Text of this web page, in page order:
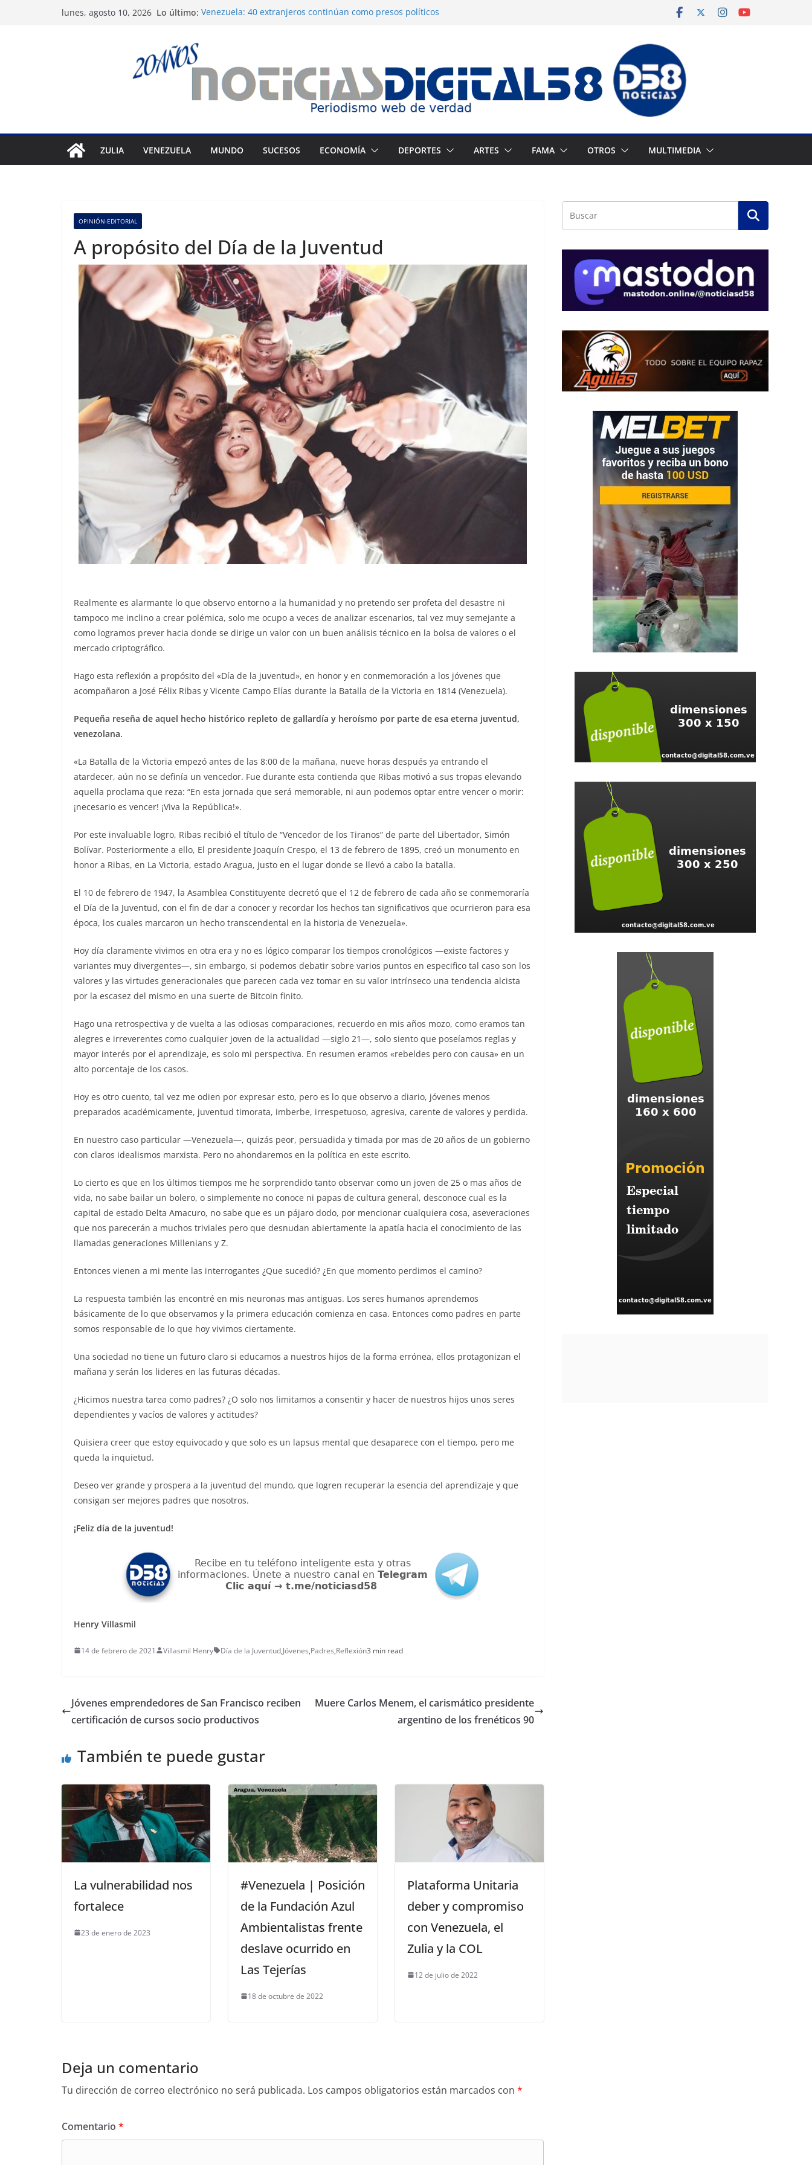
lunes, agosto 10, 2026 Lo último: Venezuela: 40 extranjeros continúan como presos políticos
Venezuela
Vente Venezuela exige justicia por muerte del preso
político José Breijo
Festival de Cine Francés culmina muestra histórica y
ZULIA VENEZUELA MUNDO SUCESOS ECONOMÍA DEPORTES ARTES FAMA OTROS MULTIMEDIA
OPINIÓN-EDITORIAL
A propósito del Día de la Juventud
Realmente es alarmante lo que observo entorno a la humanidad y no pretendo ser profeta del desastre ni
tampoco me inclino a crear polémica, solo me ocupo a veces de analizar escenarios, tal vez muy semejante a
como logramos prever hacia donde se dirige un valor con un buen análisis técnico en la bolsa de valores o el
mercado criptográfico.
Hago esta reflexión a propósito del «Día de la juventud», en honor y en conmemoración a los jóvenes que
acompañaron a José Félix Ribas y Vicente Campo Elías durante la Batalla de la Victoria en 1814 (Venezuela).
Pequeña reseña de aquel hecho histórico repleto de gallardía y heroísmo por parte de esa eterna juventud,
venezolana.
«La Batalla de la Victoria empezó antes de las 8:00 de la mañana, nueve horas después ya entrando el
atardecer, aún no se definía un vencedor. Fue durante esta contienda que Ribas motivó a sus tropas elevando
aquella proclama que reza: “En esta jornada que será memorable, ni aun podemos optar entre vencer o morir:
¡necesario es vencer! ¡Viva la República!».
Por este invaluable logro, Ribas recibió el título de “Vencedor de los Tiranos” de parte del Libertador, Simón
Bolívar. Posteriormente a ello, El presidente Joaquín Crespo, el 13 de febrero de 1895, creó un monumento en
honor a Ribas, en La Victoria, estado Aragua, justo en el lugar donde se llevó a cabo la batalla.
El 10 de febrero de 1947, la Asamblea Constituyente decretó que el 12 de febrero de cada año se conmemoraría
el Día de la Juventud, con el fin de dar a conocer y recordar los hechos tan significativos que ocurrieron para esa
época, los cuales marcaron un hecho transcendental en la historia de Venezuela».
Hoy día claramente vivimos en otra era y no es lógico comparar los tiempos cronológicos —existe factores y
variantes muy divergentes—, sin embargo, si podemos debatir sobre varios puntos en especifico tal caso son los
valores y las virtudes generacionales que parecen cada vez tomar en su valor intrínseco una tendencia alcista
por la escasez del mismo en una suerte de Bitcoin finito.
Hago una retrospectiva y de vuelta a las odiosas comparaciones, recuerdo en mis años mozo, como eramos tan
alegres e irreverentes como cualquier joven de la actualidad —siglo 21—, solo siento que poseíamos reglas y
mayor interés por el aprendizaje, es solo mi perspectiva. En resumen eramos «rebeldes pero con causa» en un
alto porcentaje de los casos.
Hoy es otro cuento, tal vez me odien por expresar esto, pero es lo que observo a diario, jóvenes menos
preparados académicamente, juventud timorata, imberbe, irrespetuoso, agresiva, carente de valores y perdida.
En nuestro caso particular —Venezuela—, quizás peor, persuadida y timada por mas de 20 años de un gobierno
con claros idealismos marxista. Pero no ahondaremos en la política en este escrito.
Lo cierto es que en los últimos tiempos me he sorprendido tanto observar como un joven de 25 o mas años de
vida, no sabe bailar un bolero, o simplemente no conoce ni papas de cultura general, desconoce cual es la
capital de estado Delta Amacuro, no sabe que es un pájaro dodo, por mencionar cualquiera cosa, aseveraciones
que nos parecerán a muchos triviales pero que desnudan abiertamente la apatía hacia el conocimiento de las
llamadas generaciones Millenians y Z.
Entonces vienen a mi mente las interrogantes ¿Que sucedió? ¿En que momento perdimos el camino?
La respuesta también las encontré en mis neuronas mas antiguas. Los seres humanos aprendemos
básicamente de lo que observamos y la primera educación comienza en casa. Entonces como padres en parte
somos responsable de lo que hoy vivimos ciertamente.
Una sociedad no tiene un futuro claro si educamos a nuestros hijos de la forma errónea, ellos protagonizan el
mañana y serán los lideres en las futuras décadas.
¿Hicimos nuestra tarea como padres? ¿O solo nos limitamos a consentir y hacer de nuestros hijos unos seres
dependientes y vacíos de valores y actitudes?
Quisiera creer que estoy equivocado y que solo es un lapsus mental que desaparece con el tiempo, pero me
queda la inquietud.
Deseo ver grande y prospera a la juventud del mundo, que logren recuperar la esencia del aprendizaje y que
consigan ser mejores padres que nosotros.
¡Feliz día de la juventud!
Henry Villasmil
14 de febrero de 2021 Villasmil Henry Día de la Juventud,Jóvenes,Padres,Reflexión3 min read
Jóvenes emprendedores de San Francisco reciben
certificación de cursos socio productivos
Muere Carlos Menem, el carismático presidente
argentino de los frenéticos 90
También te puede gustar
La vulnerabilidad nos
fortalece
23 de enero de 2023
#Venezuela | Posición
de la Fundación Azul
Ambientalistas frente
deslave ocurrido en
Las Tejerías
18 de octubre de 2022
Plataforma Unitaria
deber y compromiso
con Venezuela, el
Zulia y la COL
12 de julio de 2022
Deja un comentario
Tu dirección de correo electrónico no será publicada. Los campos obligatorios están marcados con *
Comentario *